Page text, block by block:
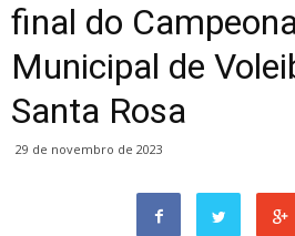
final do
Municipal de
Santa Rosa
29 de novembro de 2023